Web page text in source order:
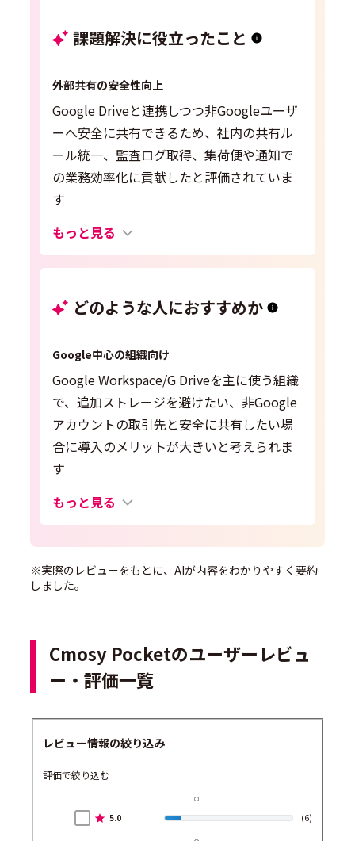
課題解決に役立ったこと
外部共有の安全性向上
Google Driveと連携しつつ非Googleユーザ
ーへ安全に共有できるため、社内の共有ル
ール統一、監査ログ取得、集荷便や通知で
の業務効率化に貢献したと評価されていま
す
もっと見る
どのような人におすすめか
Google中心の組織向け
Google Workspace/G Driveを主に使う組織
で、追加ストレージを避けたい、非Google
アカウントの取引先と安全に共有したい場
合に導入のメリットが大きいと考えられま
す
もっと見る
※実際のレビューをもとに、AIが内容をわかりやすく要約
しました。
Cmosy Pocketのユーザーレビュ
ー・評価一覧
レビュー情報の絞り込み
評価で絞り込む
5.0 (6)